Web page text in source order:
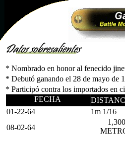
* Nombrado en honor al fenecido
* Debutó ganando el 28 de mayo de
* Participó contra los importados en
FECHA
01-22-64
1m 1/16
08-02-64